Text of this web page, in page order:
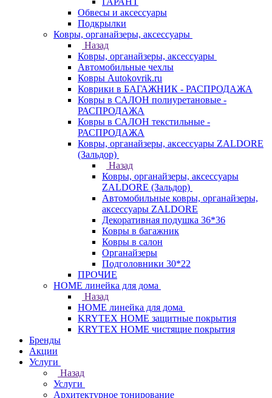
Обвесы и аксессуары
Подкрылки
Ковры, органайзеры, аксессуары
Назад
Ковры, органайзеры, аксессуары
Автомобильные чехлы
Ковры Autokovrik.ru
Коврики в БАГАЖНИК - РАСПРОДАЖА
Ковры в САЛОН полиуретановые -
РАСПРОДАЖА
Ковры в САЛОН текстильные -
РАСПРОДАЖА
Ковры, органайзеры, аксессуары ZALDORE
(Зальдор)
Назад
Ковры, органайзеры, аксессуары
ZALDORE (Зальдор)
Автомобильные ковры, органайзеры,
аксессуары ZALDORE
Декоративная подушка 36*36
Ковры в багажник
Ковры в салон
Органайзеры
Подголовники 30*22
ПРОЧИЕ
HOME линейка для дома
Назад
HOME линейка для дома
KRYTEX HOME защитные покрытия
KRYTEX HOME чистящие покрытия
Бренды
Акции
Услуги
Назад
Услуги
Архитектурное тонирование